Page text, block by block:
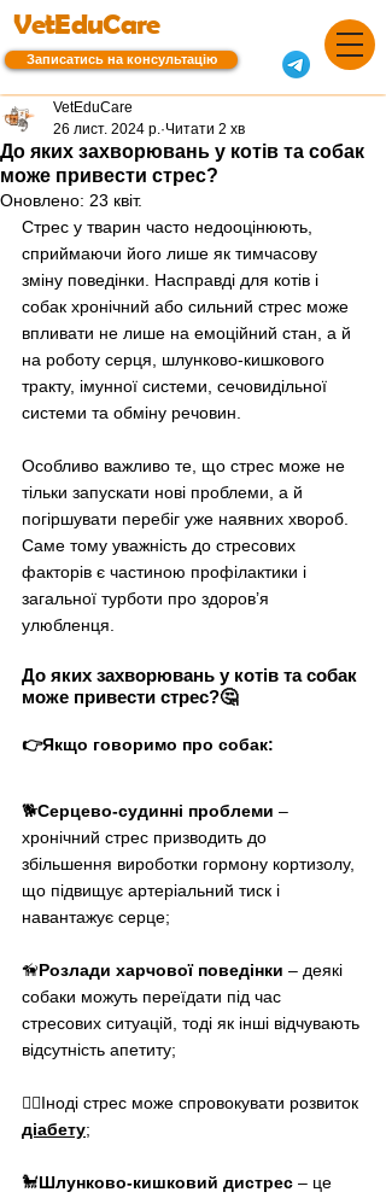
VetEduCare
Записатись на консультацію
До яких захворювань у котів та собак
може привести стрес?
VetEduCare
26 лист. 2024 р. Читати 2 хв
Оновлено: 23 квіт.
Стрес у тварин часто недооцінюють,
сприймаючи його лише як тимчасову
зміну поведінки. Насправді для котів і
собак хронічний або сильний стрес може
впливати не лише на емоційний стан, а й
на роботу серця, шлунково-кишкового
тракту, імунної системи, сечовидільної
системи та обміну речовин.
Особливо важливо те, що стрес може не
тільки запускати нові проблеми, а й
погіршувати перебіг уже наявних хвороб.
Саме тому уважність до стресових
факторів є частиною профілактики і
загальної турботи про здоров’я
улюбленця.
До яких захворювань у котів та собак
може привести стрес?🤔
👉Якщо говоримо про собак:
🐕Серцево-судинні проблеми –
хронічний стрес призводить до
збільшення вироботки гормону кортизолу,
що підвищує артеріальний тиск і
навантажує серце;
🦮Розлади харчової поведінки – деякі
собаки можуть переїдати під час
стресових ситуацій, тоді як інші відчувають
відсутність апетиту;
🐕‍🦺Іноді стрес може спровокувати розвиток
діабету;
🐩Шлунково-кишковий дистрес – це